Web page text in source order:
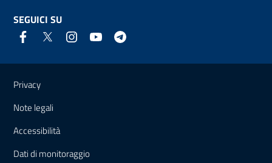
SEGUICI SU
Link e informazioni utili
Privacy
Note legali
Accessibilità
Dati di monitoraggio